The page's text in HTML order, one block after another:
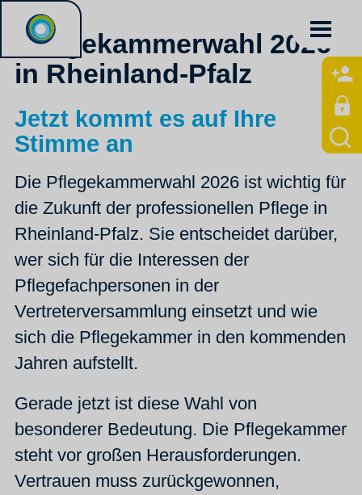
Pflegekammerwahl 2026
in Rheinland-Pfalz
Jetzt kommt es auf Ihre
Stimme an
Die Pflegekammerwahl 2026 ist wichtig für
die Zukunft der professionellen Pflege in
Rheinland-Pfalz. Sie entscheidet darüber,
wer sich für die Interessen der
Pflegefachpersonen in der
Vertreterversammlung einsetzt und wie
sich die Pflegekammer in den kommenden
Jahren aufstellt.
Gerade jetzt ist diese Wahl von
besonderer Bedeutung. Die Pflegekammer
steht vor großen Herausforderungen.
Vertrauen muss zurückgewonnen,